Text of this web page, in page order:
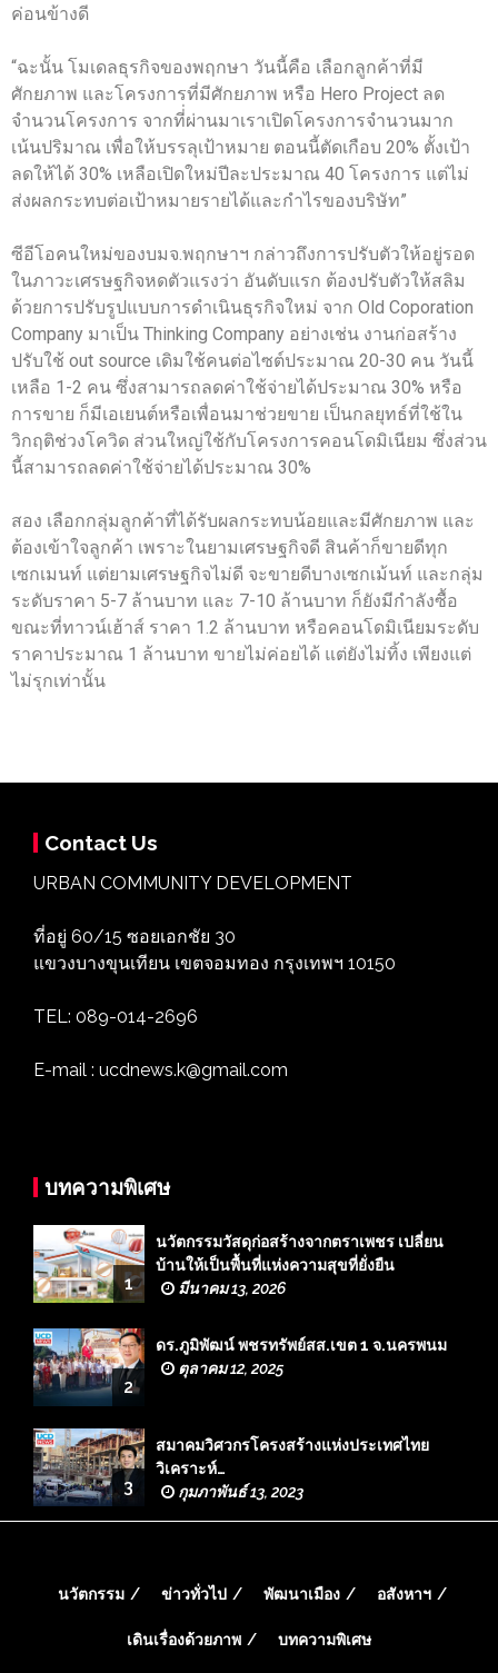
ค่อนข้างดี
“ฉะนั้น โมเดลธุรกิจของพฤกษา วันนี้คือ เลือกลูกค้าที่มี
ศักยภาพ และโครงการที่มีศักยภาพ หรือ Hero Project ลด
จำนวนโครงการ จากที่่ผ่านมาเราเปิดโครงการจำนวนมาก
เน้นปริมาณ เพื่อให้บรรลุเป้าหมาย ตอนนี้ตัดเกือบ 20% ตั้งเป้า
ลดให้ได้ 30% เหลือเปิดใหม่ปีละประมาณ 40 โครงการ แต่ไม่
ส่งผลกระทบต่อเป้าหมายรายได้และกำไรของบริษัท”
ซีอีโอคนใหม่ของบมจ.พฤกษาฯ กล่าวถึงการปรับตัวให้อยู่รอด
ในภาวะเศรษฐกิจหดตัวแรงว่า อันดับแรก ต้องปรับตัวให้สลิม
ด้วยการปรับรูปแบบการดำเนินธุรกิจใหม่ จาก Old Coporation
Company มาเป็น Thinking Company อย่างเช่น งานก่อสร้าง
ปรับใช้ out source เดิมใช้คนต่อไซต์ประมาณ 20-30 คน วันนี้
เหลือ 1-2 คน ซึ่งสามารถลดค่าใช้จ่ายได้ประมาณ 30% หรือ
การขาย ก็มีเอเยนต์หรือเพื่อนมาช่วยขาย เป็นกลยุทธ์ที่ใช้ใน
วิกฤติช่วงโควิด ส่วนใหญ่ใช้กับโครงการคอนโดมิเนียม ซึ่งส่วน
นี้สามารถลดค่าใช้จ่ายได้ประมาณ 30%
สอง เลือกกลุ่มลูกค้าที่ได้รับผลกระทบน้อยและมีศักยภาพ และ
ต้องเข้าใจลูกค้า เพราะในยามเศรษฐกิจดี สินค้าก็ขายดีทุก
เซกเมนท์ แต่ยามเศรษฐกิจไม่ดี จะขายดีบางเซกเม้นท์ และกลุ่ม
ระดับราคา 5-7 ล้านบาท และ 7-10 ล้านบาท ก็ยังมีกำลังซื้อ
ขณะที่ทาวน์เฮ้าส์ ราคา 1.2 ล้านบาท หรือคอนโดมิเนียมระดับ
ราคาประมาณ 1 ล้านบาท ขายไม่ค่อยได้ แต่ยังไม่ทิ้ง เพียงแต่
ไม่รุกเท่านั้น
Contact Us
URBAN COMMUNITY DEVELOPMENT
ที่อยู่ 60/15 ซอยเอกชัย 30
แขวงบางขุนเทียน เขตจอมทอง กรุงเทพฯ 10150
TEL: 089-014-2696
E-mail : ucdnews.k@gmail.com
บทความพิเศษ
1
นวัตกรรมวัสดุก่อสร้างจากตราเพชร เปลี่ยน
บ้านให้เป็นพื้นที่แห่งความสุขที่ยั่งยืน
มีนาคม 13, 2026
2
ดร.ภูมิพัฒน์ พชรทรัพย์สส.เขต 1 จ.นครพนม
ตุลาคม 12, 2025
3
สมาคมวิศวกรโครงสร้างแห่งประเทศไทย
วิเคราะห์…
กุมภาพันธ์ 13, 2023
นวัตกรรม ข่าวทั่วไป พัฒนาเมือง อสังหาฯ
เดินเรื่องด้วยภาพ บทความพิเศษ